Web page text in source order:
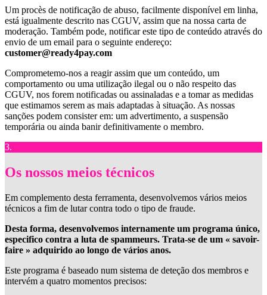
Um procès de notificação de abuso, facilmente disponível em linha,
está igualmente descrito nas CGUV, assim que na nossa carta de
moderação. Também pode, notificar este tipo de conteúdo através do
envio de um email para o seguinte endereço:
customer@ready4pay.com
Comprometemo-nos a reagir assim que um conteúdo, um
comportamento ou uma utilização ilegal ou o não respeito das
CGUV, nos forem notificadas ou assinaladas e a tomar as medidas
que estimamos serem as mais adaptadas à situação. As nossas
sanções podem consister em: um advertimento, a suspensão
temporária ou ainda banir definitivamente o membro.
3.
Os nossos meios técnicos
Em complemento desta ferramenta, desenvolvemos vários meios
técnicos a fim de lutar contra todo o tipo de fraude.
Desta forma, desenvolvemos internamente um programa único,
especifico contra a luta de spammeurs. Trata-se de um « savoir-
faire » adquirido ao longo de vários anos.
Este programa é baseado num sistema de deteção dos membros e
intervém a quatro momentos precisos: